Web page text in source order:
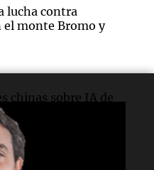
lucha contra
el monte Bromo y
chinas sobre IA de
entre los